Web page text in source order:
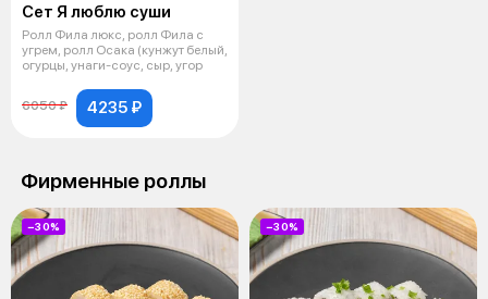
Сет Я люблю суши
Ролл Фила люкс, ролл Фила с
угрем, ролл Осака (кунжут белый,
огурцы, унаги-соус, сыр, угор
6050 ₽ 4235 ₽
Фирменные роллы
−30% −30%